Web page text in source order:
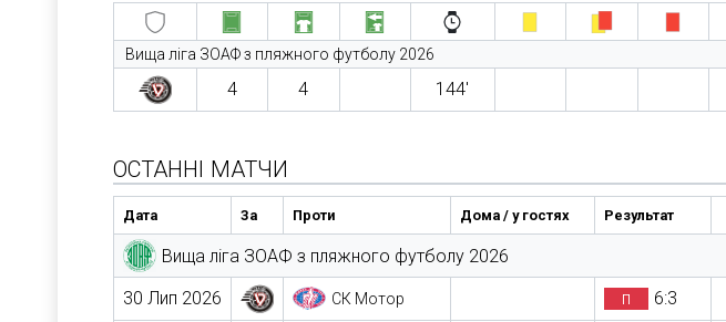
Вища ліга ЗОАФ з пляжного футболу 2026
4 4 144′
ОСТАННІ МАТЧИ
Дата За Проти Дома / у гостях Результат
Вища ліга ЗОАФ з пляжного футболу 2026
30 Лип 2026 СК Мотор п 6:3